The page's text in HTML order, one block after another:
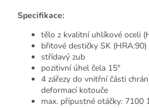
Specifikace:
tělo z kvalitní uhlíkové oceli
břitové destičky SK (HRA:90)
střídavý zub
pozitivní úhel čela 15°
4 zářezy do vnitřní části
deformací kotouče
max. přípustné otáčky: 7100